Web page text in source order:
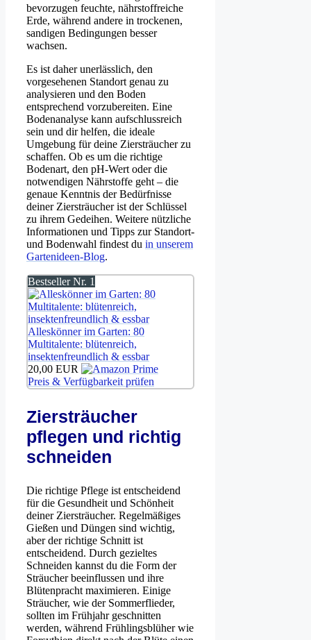
bevorzugen feuchte, nährstoffreiche
Erde, während andere in trockenen,
sandigen Bedingungen besser
wachsen.
Es ist daher unerlässlich, den
vorgesehenen Standort genau zu
analysieren und den Boden
entsprechend vorzubereiten. Eine
Bodenanalyse kann aufschlussreich
sein und dir helfen, die ideale
Umgebung für deine Ziersträucher zu
schaffen. Ob es um die richtige
Bodenart, den pH-Wert oder die
notwendigen Nährstoffe geht – die
genaue Kenntnis der Bedürfnisse
deiner Ziersträucher ist der Schlüssel
zu ihrem Gedeihen. Weitere nützliche
Informationen und Tipps zur Standort-
und Bodenwahl findest du in unserem
Gartenideen-Blog.
Bestseller Nr. 1
Alleskönner im Garten: 80
Multitalente: blütenreich,
insektenfreundlich & essbar
20,00 EUR
Preis & Verfügbarkeit prüfen
Ziersträucher
pflegen und richtig
schneiden
Die richtige Pflege ist entscheidend
für die Gesundheit und Schönheit
deiner Ziersträucher. Regelmäßiges
Gießen und Düngen sind wichtig,
aber der richtige Schnitt ist
entscheidend. Durch gezieltes
Schneiden kannst du die Form der
Sträucher beeinflussen und ihre
Blütenpracht maximieren. Einige
Sträucher, wie der Sommerflieder,
sollten im Frühjahr geschnitten
werden, während Frühlingsblüher wie